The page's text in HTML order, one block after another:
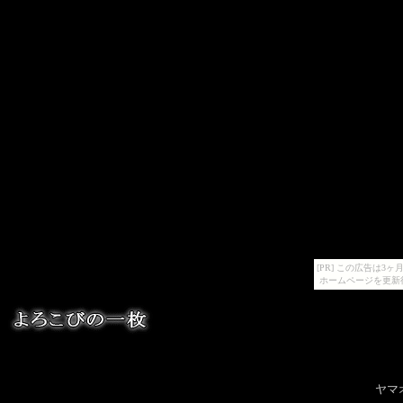
[PR] この広告は3ヶ
ホームページを更
ヤマ